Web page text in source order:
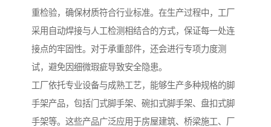
重检验，确保材质符合行业标准。在生产过程中，工厂
采用自动焊接与人工检测相结合的方式，保证每一处连
接点的牢固性。对于承重部件，还会进行专项力度测
试，避免因细微瑕疵导致安全隐患。
工厂依托专业设备与成熟工艺，能够生产多种规格的脚
手架产品，包括门式脚手架、碗扣式脚手架、盘扣式脚
手架等。这些产品广泛应用于房屋建筑、桥梁施工、厂